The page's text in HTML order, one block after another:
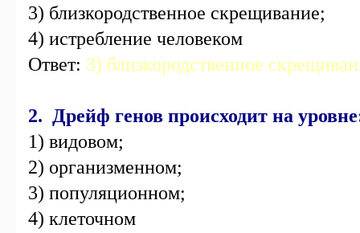
3) близкородственное скрещивание;
4) истребление человеком
Ответ: 3) близкородственное
2. Дрейф генов происходит на
1) видовом;
2) организменном;
3) популяционном;
4) клеточном